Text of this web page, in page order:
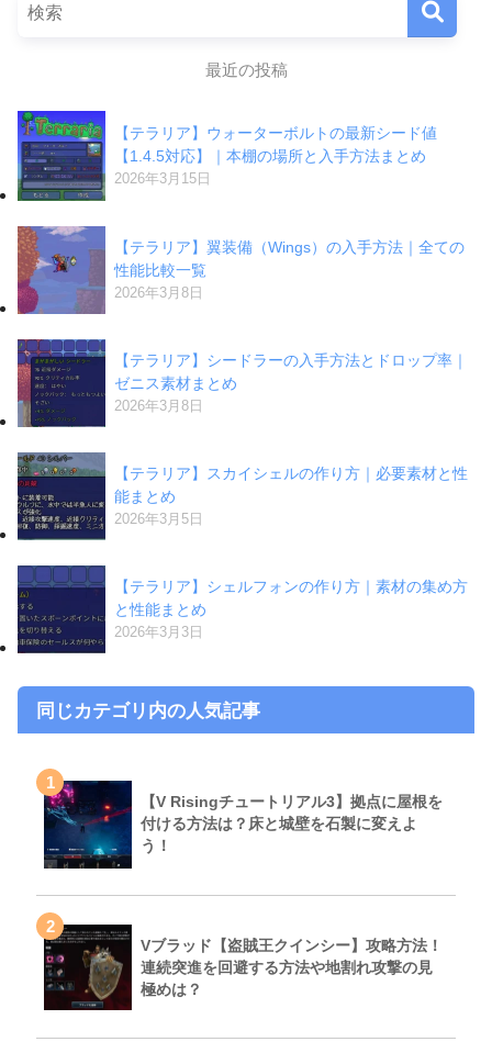
最近の投稿
【テラリア】ウォーターボルトの最新シード値
【1.4.5対応】｜本棚の場所と入手方法まとめ
2026年3月15日
【テラリア】翼装備（Wings）の入手方法｜全ての
性能比較一覧
2026年3月8日
【テラリア】シードラーの入手方法とドロップ率｜
ゼニス素材まとめ
2026年3月8日
【テラリア】スカイシェルの作り方｜必要素材と性
能まとめ
2026年3月5日
【テラリア】シェルフォンの作り方｜素材の集め方
と性能まとめ
2026年3月3日
同じカテゴリ内の人気記事
1
【V Risingチュートリアル3】拠点に屋根を
付ける方法は？床と城壁を石製に変えよ
う！
2
Vブラッド【盗賊王クインシー】攻略方法！
連続突進を回避する方法や地割れ攻撃の見
極めは？